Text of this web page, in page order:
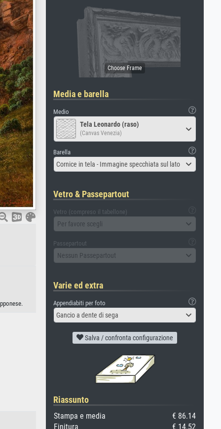
Media e barella
Medio
Tela Leonardo (raso)
(Canvas Venezia)
Barella
Cornice in tela - Immagine specchiata sul lato
Vetro & Passepartout
Vetro (compreso il tabellone)
Per favore scegli
Passepartout
Nessun Passepartout
Varie ed extra
Appendiabiti per foto
Gancio a dente di sega
Salva / confronta configurazione
Riassunto
Stampa e media
€ 86.14
Finitura
€ 14.52